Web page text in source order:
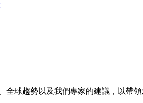
全球趨勢以及我們專家的建議，以帶領